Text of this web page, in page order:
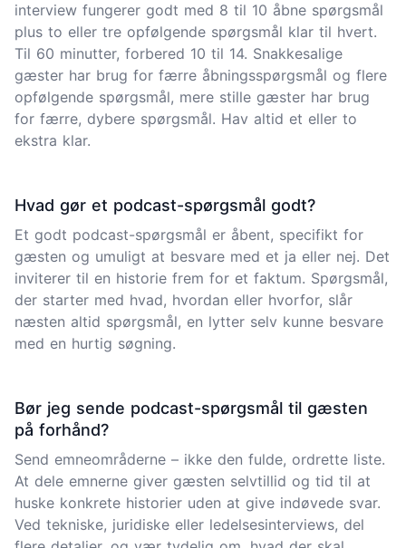
interview fungerer godt med 8 til 10 åbne spørgsmål
plus to eller tre opfølgende spørgsmål klar til hvert.
Til 60 minutter, forbered 10 til 14. Snakkesalige
gæster har brug for færre åbningsspørgsmål og flere
opfølgende spørgsmål, mere stille gæster har brug
for færre, dybere spørgsmål. Hav altid et eller to
ekstra klar.
Hvad gør et podcast-spørgsmål godt?
Et godt podcast-spørgsmål er åbent, specifikt for
gæsten og umuligt at besvare med et ja eller nej. Det
inviterer til en historie frem for et faktum. Spørgsmål,
der starter med hvad, hvordan eller hvorfor, slår
næsten altid spørgsmål, en lytter selv kunne besvare
med en hurtig søgning.
Bør jeg sende podcast-spørgsmål til gæsten
på forhånd?
Send emneområderne – ikke den fulde, ordrette liste.
At dele emnerne giver gæsten selvtillid og tid til at
huske konkrete historier uden at give indøvede svar.
Ved tekniske, juridiske eller ledelsesinterviews, del